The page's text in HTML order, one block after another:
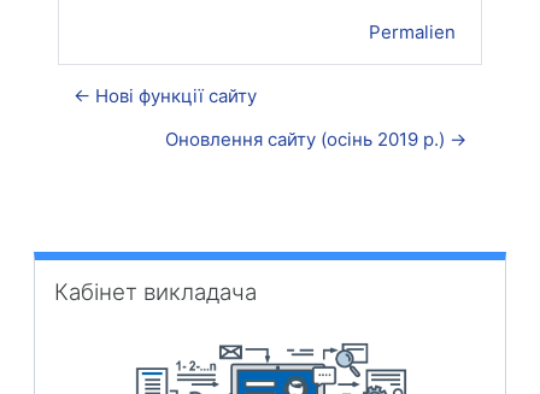
Permalien
← Нові функції сайту
Оновлення сайту (осінь 2019 р.) →
Passer Кабінет викладача
Кабінет викладача